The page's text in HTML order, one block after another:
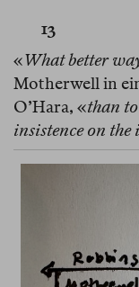
13
«What better
Motherwell in
O’Hara, «than
insistence on